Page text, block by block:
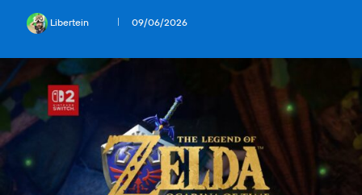
Libertein 09/06/2026